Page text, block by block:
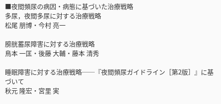
■夜間頻尿の病因・病態に基づいた治療戦略
多尿，夜間多尿に対する治療戦略
松尾 朋博・今村 亮一
膀胱蓄尿障害に対する治療戦略
鳥本 一匡・後藤 大輔・藤本 清秀
睡眠障害に対する治療戦略──『夜間頻尿ガイドライン［第2版］』に基
づいて
秋元 隆宏・宮里 実